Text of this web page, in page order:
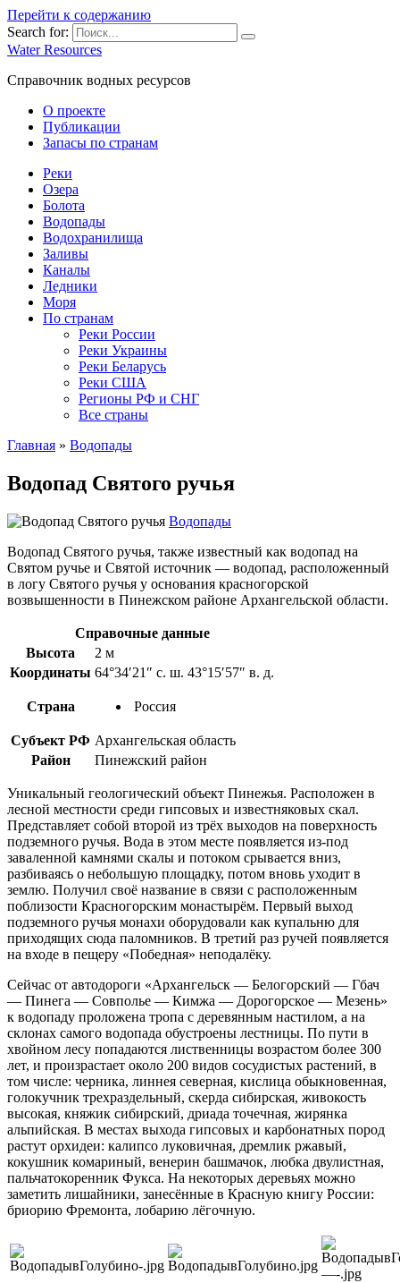
Перейти к содержанию
Search for:
Water Resources
Справочник водных ресурсов
О проекте
Публикации
Запасы по странам
Реки
Озера
Болота
Водопады
Водохранилища
Заливы
Каналы
Ледники
Моря
По странам
Реки России
Реки Украины
Реки Беларусь
Реки США
Регионы РФ и СНГ
Все страны
Главная » Водопады
Водопад Святого ручья
Водопады
Водопад Святого ручья, также известный как водопад на
Святом ручье и Святой источник — водопад, расположенный
в логу Святого ручья у основания красногорской
возвышенности в Пинежском районе Архангельской области.
Справочные данные
Высота
2 м
Координаты 64°34′21″ с. ш. 43°15′57″ в. д.
Страна Россия
Субъект РФ Архангельская область
Район
Пинежский район
Уникальный геологический объект Пинежья. Расположен в
лесной местности среди гипсовых и известняковых скал.
Представляет собой второй из трёх выходов на поверхность
подземного ручья. Вода в этом месте появляется из-под
заваленной камнями скалы и потоком срывается вниз,
разбиваясь о небольшую площадку, потом вновь уходит в
землю. Получил своё название в связи с расположенным
поблизости Красногорским монастырём. Первый выход
подземного ручья монахи оборудовали как купальню для
приходящих сюда паломников. В третий раз ручей появляется
на входе в пещеру «Победная» неподалёку.
Сейчас от автодороги «Архангельск — Белогорский — Гбач
— Пинега — Совполье — Кимжа — Дорогорское — Мезень»
к водопаду проложена тропа с деревянным настилом, а на
склонах самого водопада обустроены лестницы. По пути в
хвойном лесу попадаются лиственницы возрастом более 300
лет, и произрастает около 200 видов сосудистых растений, в
том числе: черника, линнея северная, кислица обыкновенная,
голокучник трехраздельный, скерда сибирская, живокость
высокая, княжик сибирский, дриада точечная, жирянка
альпийская. В местах выхода гипсовых и карбонатных пород
растут орхидеи: калипсо луковичная, дремлик ржавый,
кокушник комариный, венерин башмачок, любка двулистная,
пальчатокоренник Фукса. На некоторых деревьях можно
заметить лишайники, занесённые в Красную книгу России:
бриорию Фремонта, лобарию лёгочную.